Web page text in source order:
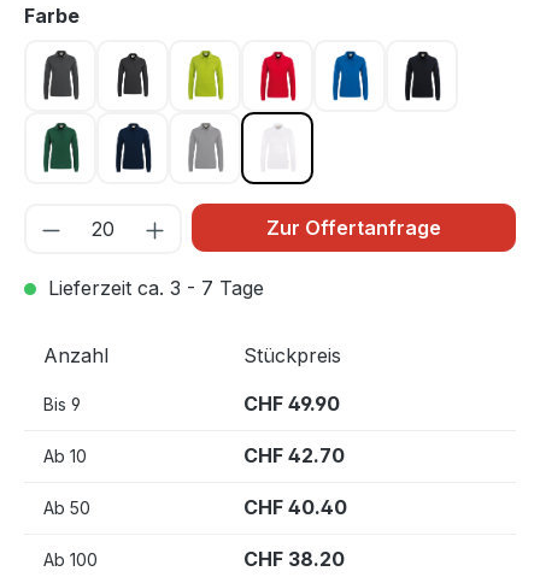
Farbeauswählen
anthrazit 028karbongrau 064
kiwi 040 rot 002 royalblau 010schwarz 005
tanne 072tinte 034 titan 043
Zur Offertanfrage
Lieferzeit ca. 3 - 7 Tage
Anzahl Stückpreis
Bis 9 CHF 49.90
Ab 10 CHF 42.70
Ab 50 CHF 40.40
Ab 100 CHF 38.20